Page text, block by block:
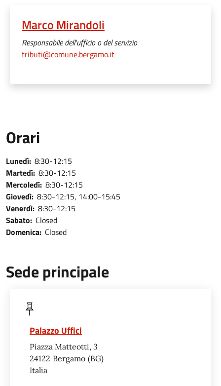
Marco Mirandoli
Responsabile dell'ufficio o del servizio
tributi@comune.bergamo.it
Orari
Lunedì: 8:30-12:15
Martedì: 8:30-12:15
Mercoledì: 8:30-12:15
Giovedì: 8:30-12:15, 14:00-15:45
Venerdì: 8:30-12:15
Sabato: Closed
Domenica: Closed
Sede principale
Palazzo Uffici
Piazza Matteotti, 3
24122 Bergamo BG
Italia